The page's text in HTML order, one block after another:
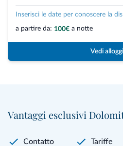
Inserisci le date per conoscere la
a partire da: 100€ a notte
Vedi
Vantaggi esclusivi
Contatto
Tariffe